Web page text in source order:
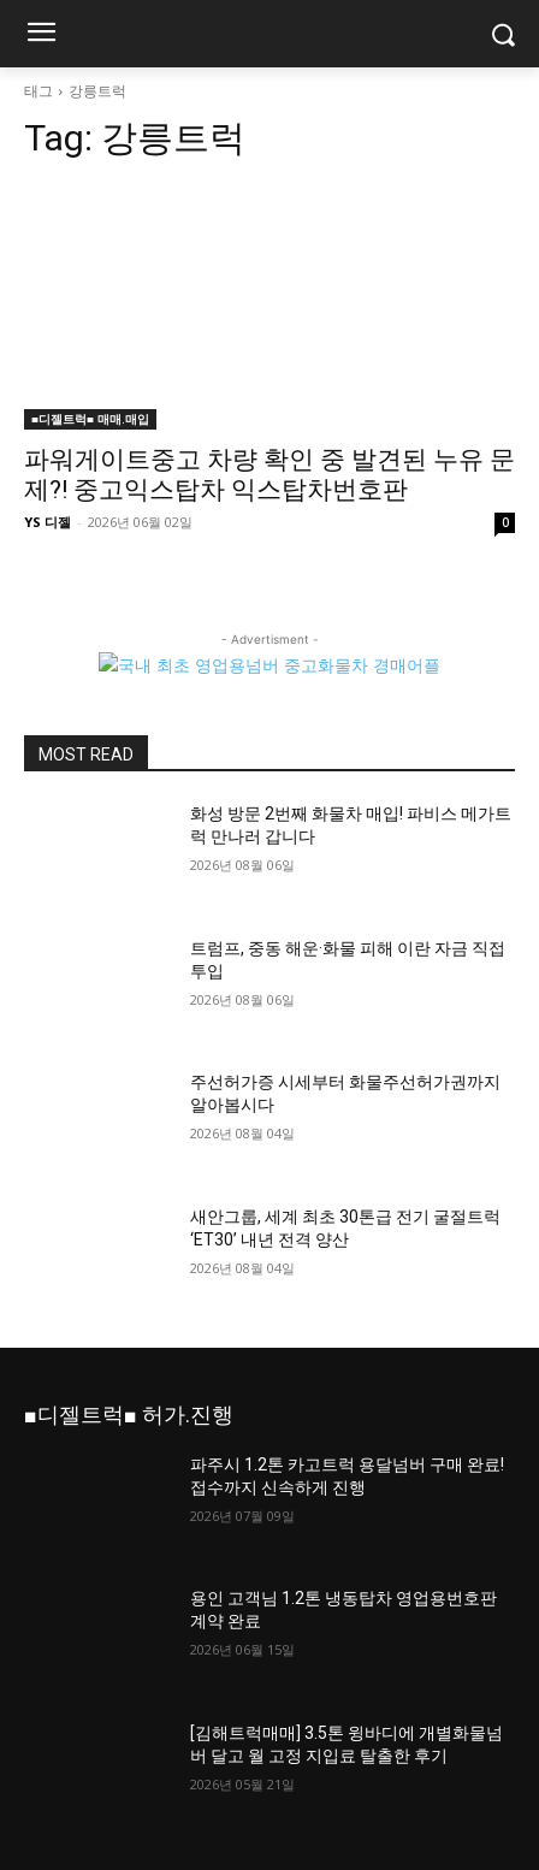
태그 강릉트럭
Tag: 강릉트럭
■디젤트럭■ 매매.매입
파워게이트중고 차량 확인 중 발견된 누유 문
제?! 중고익스탑차 익스탑차번호판
YS 디젤 - 2026년 06월 02일 0
- Advertisment -
MOST READ
화성 방문 2번째 화물차 매입! 파비스 메가트
럭 만나러 갑니다
2026년 08월 06일
트럼프, 중동 해운·화물 피해 이란 자금 직접
투입
2026년 08월 06일
주선허가증 시세부터 화물주선허가권까지
알아봅시다
2026년 08월 04일
새안그룹, 세계 최초 30톤급 전기 굴절트럭
‘ET30’ 내년 전격 양산
2026년 08월 04일
■디젤트럭■ 허가.진행
파주시 1.2톤 카고트럭 용달넘버 구매 완료!
접수까지 신속하게 진행
2026년 07월 09일
용인 고객님 1.2톤 냉동탑차 영업용번호판
계약 완료
2026년 06월 15일
[김해트럭매매] 3.5톤 윙바디에 개별화물넘
버 달고 월 고정 지입료 탈출한 후기
2026년 05월 21일